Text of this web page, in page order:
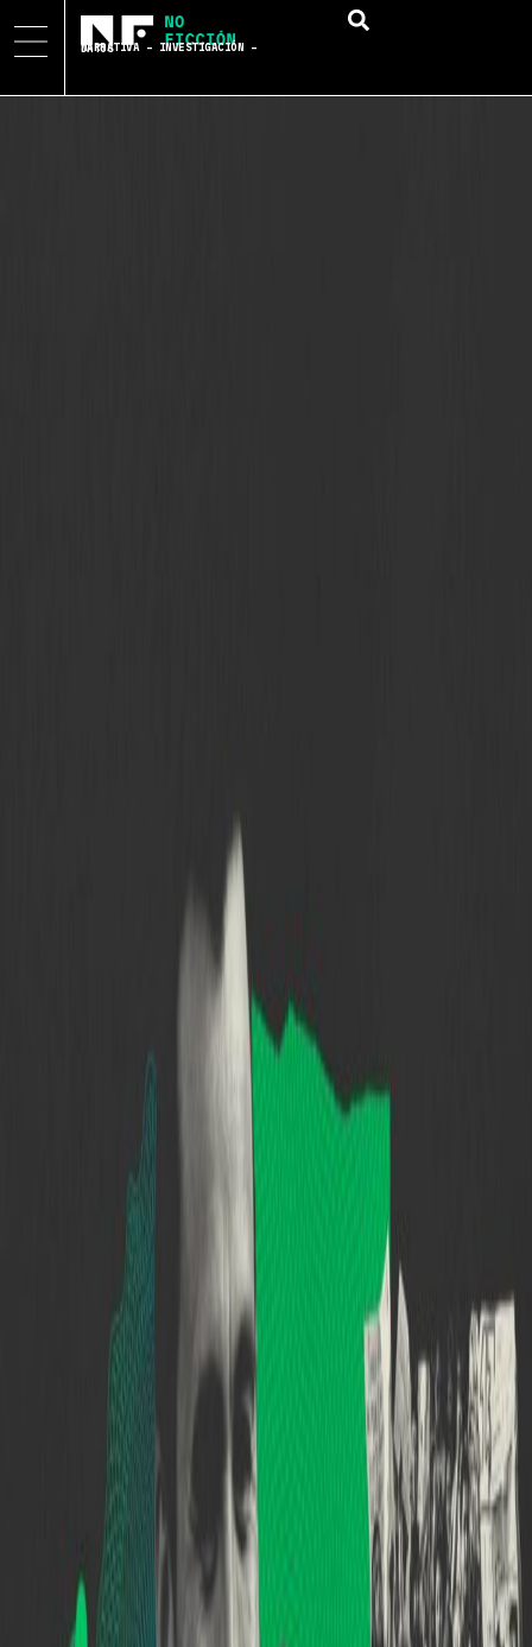
NARRATIVA – INVESTIGACIÓN – DATOS